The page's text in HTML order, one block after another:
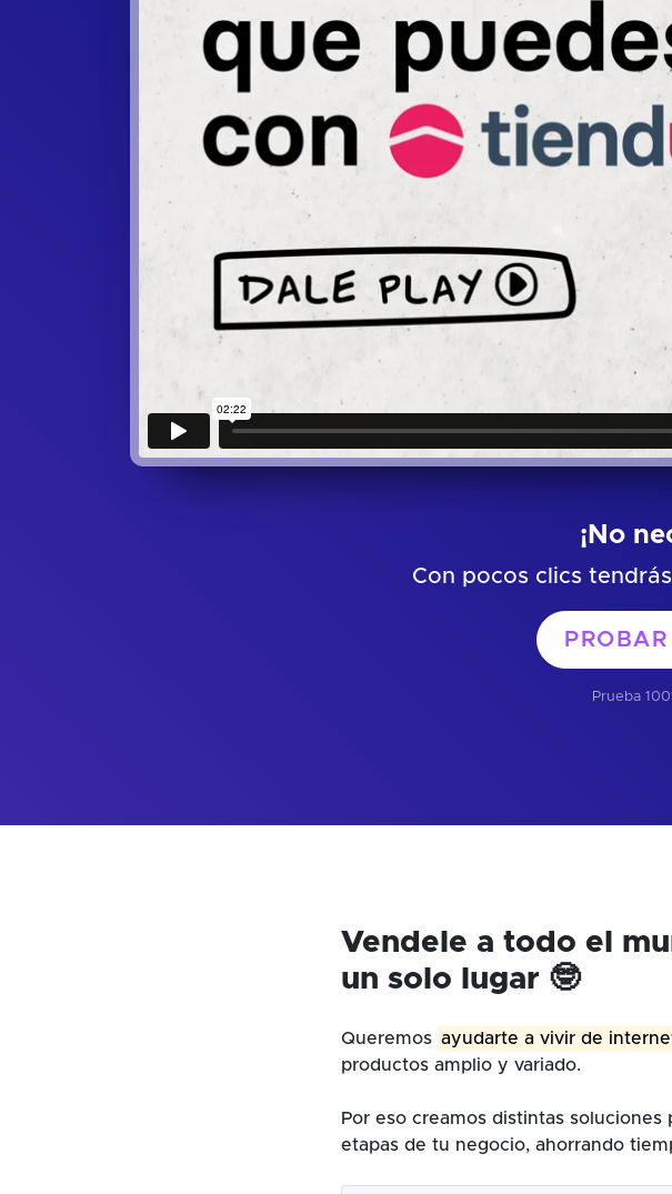
¡No
Con pocos clics
Prueba
Vendele a todo el
un solo lugar 🤓
Queremos ayudarte a vivir de
productos amplio y variado.
Por eso creamos distintas
etapas de tu negocio, ahorrando